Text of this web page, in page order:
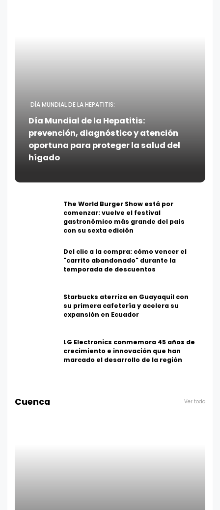
DÍA MUNDIAL DE LA HEPATITIS:
Día Mundial de la Hepatitis:
prevención, diagnóstico y atención
oportuna para proteger la salud del
hígado
The World Burger Show está por
comenzar: vuelve el festival
gastronómico más grande del país
con su sexta edición
Del clic a la compra: cómo vencer el
"carrito abandonado" durante la
temporada de descuentos
Starbucks aterriza en Guayaquil con
su primera cafetería y acelera su
expansión en Ecuador
LG Electronics conmemora 45 años de
crecimiento e innovación que han
marcado el desarrollo de la región
Cuenca Ver todo